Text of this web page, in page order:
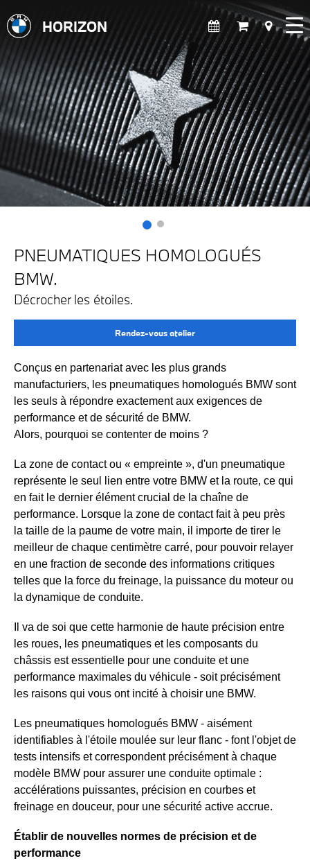
HORIZON
PNEUMATIQUES HOMOLOGUÉS
BMW.
Décrocher les étoiles.
Rendez-vous atelier
Conçus en partenariat avec les plus grands
manufacturiers, les pneumatiques homologués BMW sont
les seuls à répondre exactement aux exigences de
performance et de sécurité de BMW.
Alors, pourquoi se contenter de moins ?
La zone de contact ou « empreinte », d'un pneumatique
représente le seul lien entre votre BMW et la route, ce qui
en fait le dernier élément crucial de la chaîne de
performance. Lorsque la zone de contact fait à peu près
la taille de la paume de votre main, il importe de tirer le
meilleur de chaque centimètre carré, pour pouvoir relayer
en une fraction de seconde des informations critiques
telles que la force du freinage, la puissance du moteur ou
la dynamique de conduite.
Il va de soi que cette harmonie de haute précision entre
les roues, les pneumatiques et les composants du
châssis est essentielle pour une conduite et une
performance maximales du véhicule - soit précisément
les raisons qui vous ont incité à choisir une BMW.
Les pneumatiques homologués BMW - aisément
identifiables à l'étoile moulée sur leur flanc - font l'objet de
tests intensifs et correspondent précisément à chaque
modèle BMW pour assurer une conduite optimale :
accélérations puissantes, précision en courbes et
freinage en douceur, pour une sécurité active accrue.
Établir de nouvelles normes de précision et de
performance